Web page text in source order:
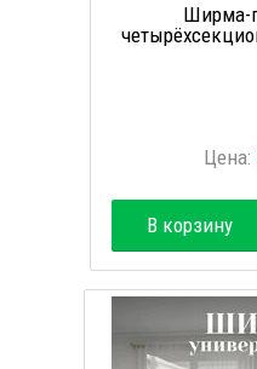
Ширма-
Цена:
В корзину